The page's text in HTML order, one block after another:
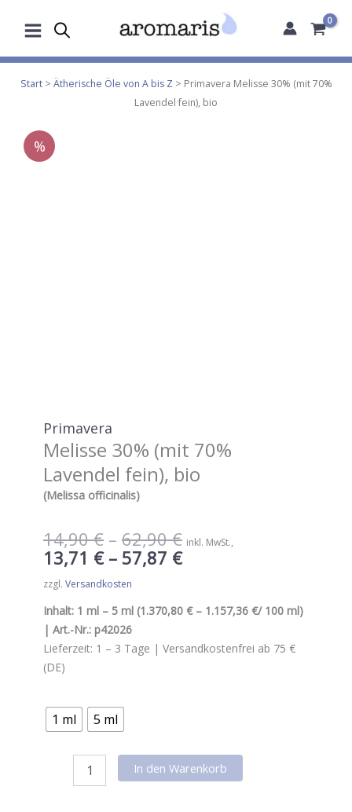
Inhalt
Start> Ätherische Öle von A bis Z > Primavera Melisse 30% (mit 70%
Lavendel fein), bio
%
Primavera
Melisse 30% (mit 70%
Lavendel fein), bio
(Melissa officinalis)
14,90€ – 62,90€
13,71 €– 57,87 €
inkl. MwSt.
zzgl. Versandkosten
Inhalt: 1 ml – 5 ml (1.370,80 € – 1.157,36 €/ 100 ml)
| Art.-Nr.: p42026
Lieferzeit: 1 – 3 Tage | Versandkostenfrei ab 75 €
(DE)
1 ml 5 ml
In den Warenkorb